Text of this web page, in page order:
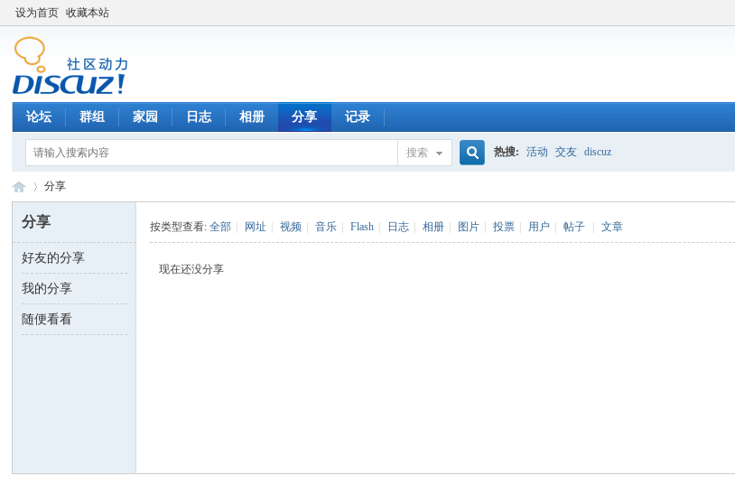
设为首页 收藏本站
论坛 群组 家园 日志 相册 分享 记录
搜索 热搜: 活动 交友 discuz
数 ›
分享
分享
好友的分享
我的分享
随便看看
按类型查看:全部 网址 视频 音乐 Flash 日志 相册 图片 投票 用户 帖子 文章
现在还没分享